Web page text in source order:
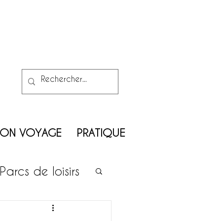
VOYAGE PRATIQUE
Parcs de loisirs